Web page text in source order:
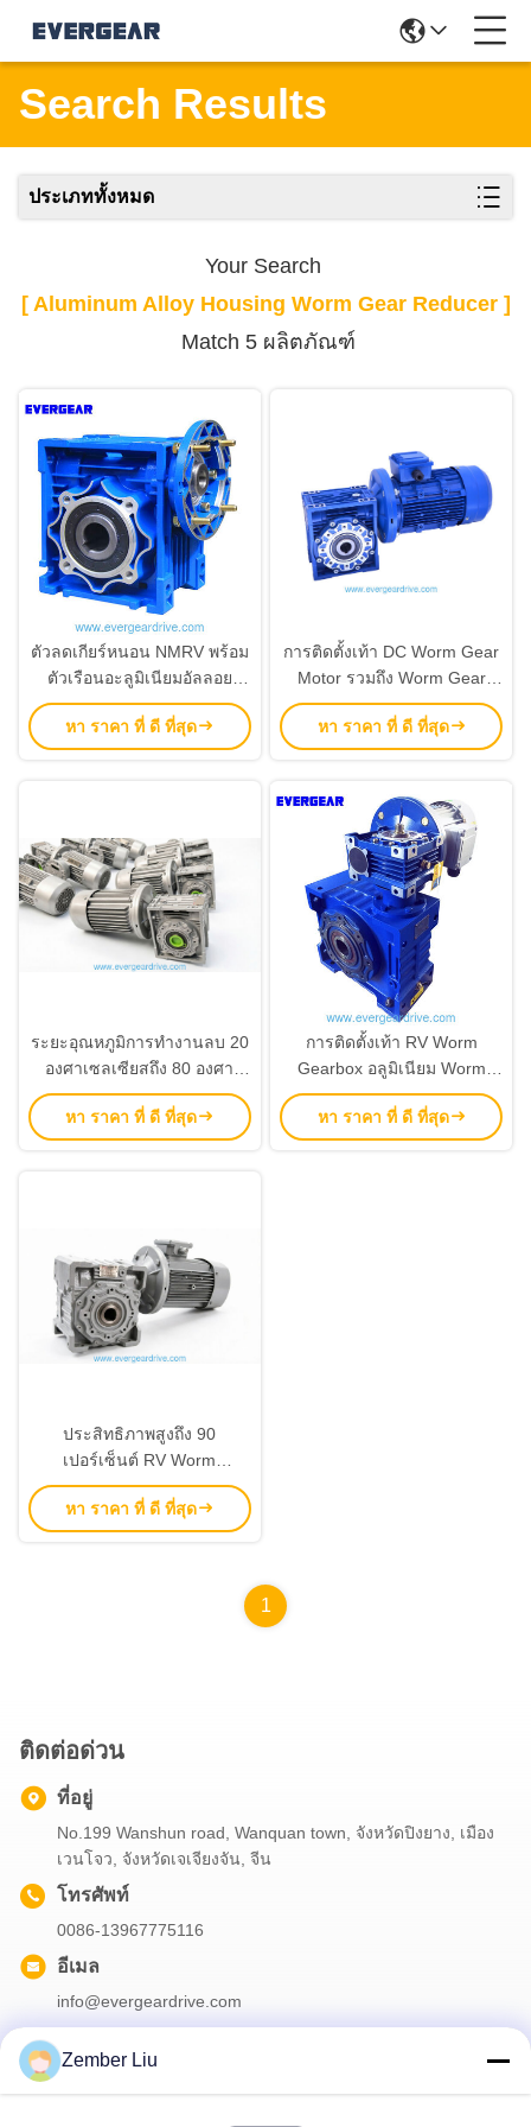
Search Results
ประเภททั้งหมด
Your Search
[ Aluminum Alloy Housing Worm Gear Reducer ]
Match 5 ผลิตภัณฑ์
ตัวลดเกียร์หนอน NMRV พร้อม
ตัวเรือนอะลูมิเนียมอัลลอย
เพลาหนอนชุบแข็ง และช่วง
กำลังไฟ 0.06~22kw
หา ราคา ที่ ดี ที่สุด
การติดตั้งเท้า DC Worm Gear
Motor รวมถึง Worm Gear
Reducer ที่สมบูรณ์แบบสําหรับ
อุปกรณ์บรรจุและสายประกอบ
อัตโนมัติ
หา ราคา ที่ ดี ที่สุด
ระยะอุณหภูมิการทํางานลบ 20
องศาเซลเซียสถึง 80 องศา
เซลเซียส อลูมิเนียม Worm
Gear Reducer RV Worm
Gearbox ออกแบบสําหรับการ
หา ราคา ที่ ดี ที่สุด
การติดตั้งเท้า RV Worm
Gearbox อลูมิเนียม Worm
Gear มอเตอร์ อลูมิเนียม การ
ก่อสร้าง ทนทานและเบา
เหมาะสม อัตโนมัติ
หา ราคา ที่ ดี ที่สุด
ประสิทธิภาพสูงถึง 90
เปอร์เซ็นต์ RV Worm
Gearbox ระยะกําลัง 0.06 ถึง
22kw สีน้ําเงินหรือเงิน
ออกแบบให้ใช้งานได้นาน
หา ราคา ที่ ดี ที่สุด
1
ติดต่อด่วน
ที่อยู่
No.199 Wanshun road, Wanquan town, จังหวัดปิงยาง, เมือง
เวนโจว, จังหวัดเจเจียงจัน, จีน
โทรศัพท์
0086-13967775116
อีเมล
info@evergeardrive.com
Zember Liu